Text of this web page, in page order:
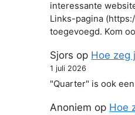
interessante
Links-pagina
toegevoegd. Kom
Sjors op Hoe zeg
1 juli 2026
"Quarter" is ook
Anoniem op Hoe